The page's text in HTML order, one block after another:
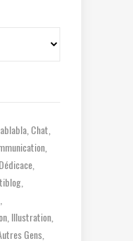
Chat
Dédicace
Illustration
Gens